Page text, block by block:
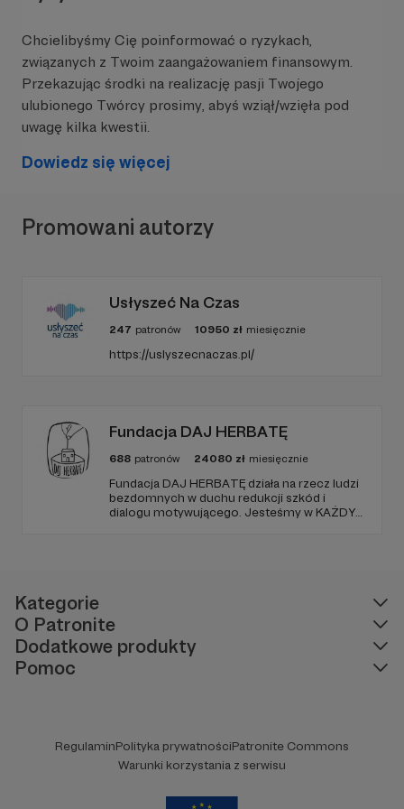
sprawczości.
To jedyne takie miejsce w Polsce.To miejsce,
które realnie zmienia życie wielu kobiet.
*********************************************************
******************
🔵 Utrzymanie i rozwój Domu Przy Stole
Działania Centrum Pomocy Siostrom
Zakonnym (CPSZ)
wsparcia dla sióstr doświadczających przemocy,
nadużyć lub podejmujących decyzję o odejściu ze
zatrzymać ani do kogo się zwrócić.
Nie zmienimy całego świata. Ale możemy
miejsce.Jeśli bliska jest Ci ta wizja – dołącz do
nas/okaże nam wsparcie 😇
Chcielibyśmy Cię poinformować o ryzykach,
związanych z Twoim zaangażowaniem finansowym.
Przekazując środki na realizację pasji Twojego
ulubionego Twórcy prosimy, abyś wziął/wzięła pod
uwagę kilka kwestii.
Dowiedz się więcej
Promowani autorzy
Usłyszeć Na Czas
247 patronów 10950 zł miesięcznie
https://uslyszecnaczas.pl/
Fundacja DAJ HERBATĘ
688 patronów 24080 zł miesięcznie
Fundacja DAJ HERBATĘ działa na rzecz ludzi
bezdomnych w duchu redukcji szkód i
dialogu motywującego. Jesteśmy w KAŻDY
Kategorie
O Patronite
Dodatkowe produkty
Pomoc
RegulaminPolityka prywatnościPatronite Commons
Warunki korzystania z serwisu